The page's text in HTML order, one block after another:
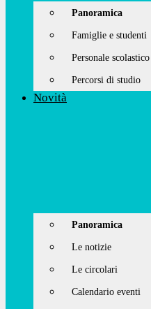
Panoramica
Famiglie e studenti
Personale scolastico
Percorsi di studio
Novità
Panoramica
Le notizie
Le circolari
Calendario eventi